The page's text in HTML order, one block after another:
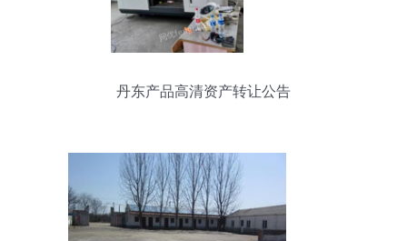
丹东产品高清资产转让公告